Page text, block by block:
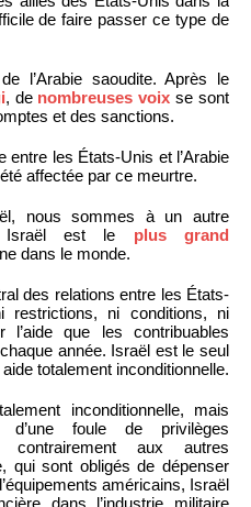
de faire passer ce type de
l’Arabie saoudite. Après le
, de nombreuses voix se sont
et des sanctions.
entre les États-Unis et l’Arabie
affectée par ce meurtre.
nous sommes à un autre
Israël est le plus grand
dans le monde.
des relations entre les États-
ni conditions, ni
l’aide que les contribuables
année. Israël est le seul
totalement inconditionnelle.
inconditionnelle, mais
d’une foule de privilèges
contrairement aux autres
qui sont obligés de dépenser
américains, Israël
dans l’industrie militaire